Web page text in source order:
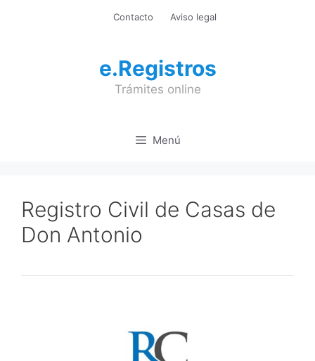
Contacto Aviso legal
e.Registros
Trámites online
Menú
Registro Civil de Casas de
Don Antonio